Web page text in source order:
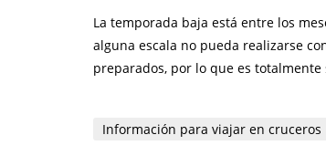
La temporada baja está entre los
alguna escala no pueda realizarse
preparados, por lo que es
Información para viajar en cruceros